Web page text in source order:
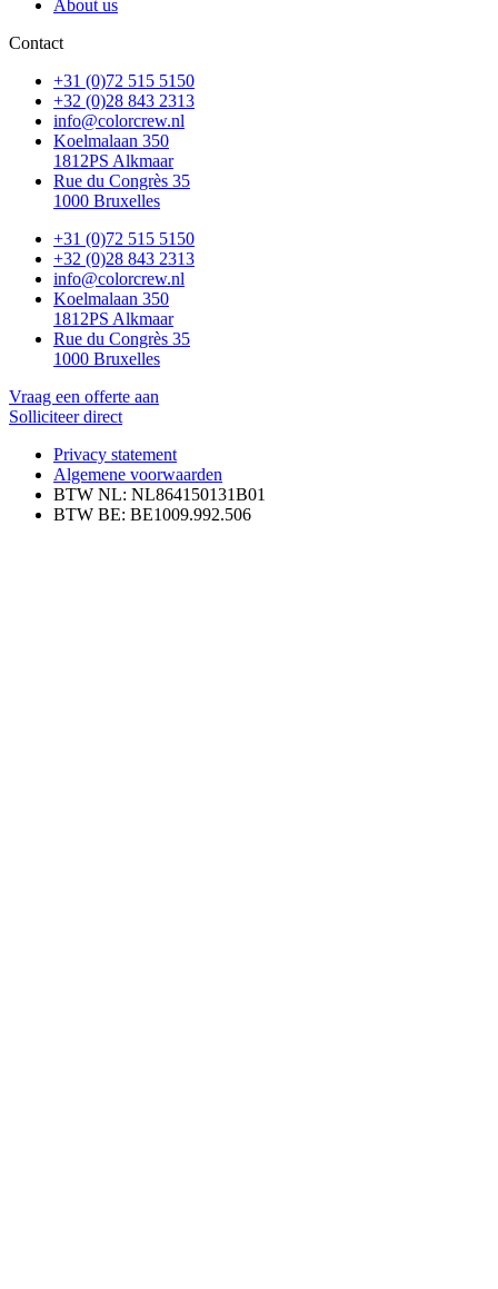
About us
Contact
+31 (0)72 515 5150
+32 (0)28 843 2313
info@colorcrew.nl
Koelmalaan 350
1812PS Alkmaar
Rue du Congrès 35
1000 Bruxelles
+31 (0)72 515 5150
+32 (0)28 843 2313
info@colorcrew.nl
Koelmalaan 350
1812PS Alkmaar
Rue du Congrès 35
1000 Bruxelles
Vraag een offerte aan
Solliciteer direct
Privacy statement
Algemene voorwaarden
BTW NL: NL864150131B01
BTW BE: BE1009.992.506